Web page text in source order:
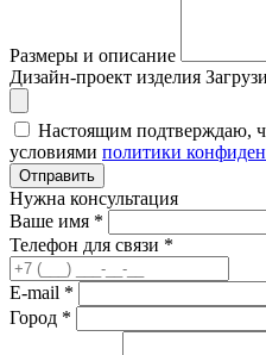
Размеры и описание
Дизайн-проект изделия
Настоящим подтверждаю,
условиями политики
Отправить
Нужна консультация
Ваше имя *
Телефон для связи *
E-mail *
Город *